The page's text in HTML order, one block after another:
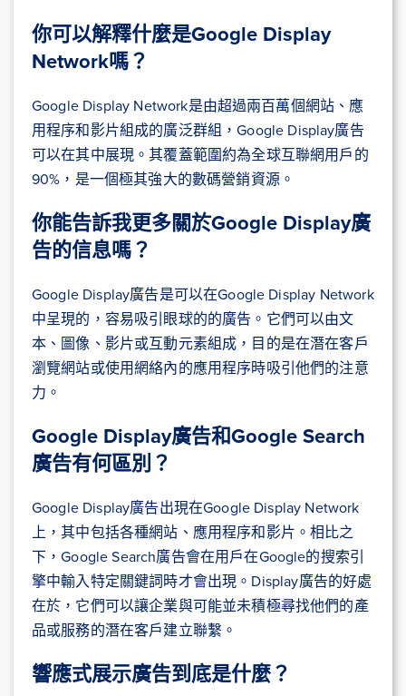
你可以解釋什麼是Google Display
Network嗎？
Google Display Network是由超過兩百萬個網站、應
用程序和影片組成的廣泛群組，Google Display廣告
可以在其中展現。其覆蓋範圍約為全球互聯網用戶的
90%，是一個極其強大的數碼營銷資源。
你能告訴我更多關於Google Display廣
告的信息嗎？
Google Display廣告是可以在Google Display Network
中呈現的，容易吸引眼球的的廣告。它們可以由文
本、圖像、影片或互動元素組成，目的是在潛在客戶
瀏覽網站或使用網絡內的應用程序時吸引他們的注意
力。
Google Display廣告和Google Search
廣告有何區別？
Google Display廣告出現在Google Display Network
上，其中包括各種網站、應用程序和影片。相比之
下，Google Search廣告會在用戶在Google的搜索引
擎中輸入特定關鍵詞時才會出現。Display廣告的好處
在於，它們可以讓企業與可能並未積極尋找他們的產
品或服務的潛在客戶建立聯繫。
響應式展示廣告到底是什麼？